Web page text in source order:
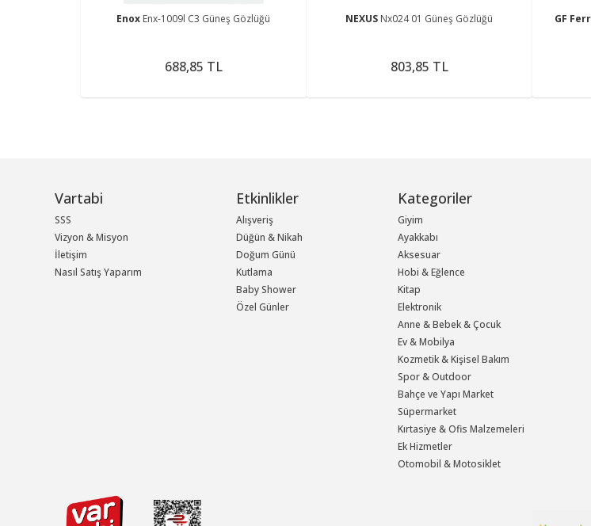
Enox Enx-1009l C3 Güneş Gözlüğü
688,85 TL
NEXUS Nx024 01 Güneş Gözlüğü
803,85 TL
GF
Vartabi
SSS
Vizyon & Misyon
İletişim
Nasıl Satış Yaparım
Etkinlikler
Alışveriş
Düğün & Nikah
Doğum Günü
Kutlama
Baby Shower
Özel Günler
Kategoriler
Giyim
Ayakkabı
Aksesuar
Hobi & Eğlence
Kitap
Elektronik
Anne & Bebek & Çocuk
Ev & Mobilya
Kozmetik & Kişisel Bakım
Spor & Outdoor
Bahçe ve Yapı Market
Süpermarket
Kırtasiye & Ofis Malzemeleri
Ek Hizmetler
Otomobil & Motosiklet